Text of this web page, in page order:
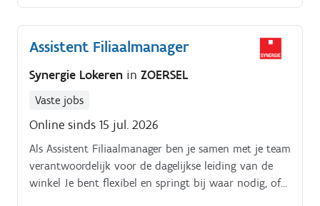
Assistent Filiaalmanager
Synergie Lokeren in ZOERSEL
Vaste jobs
Online sinds 15 jul. 2026
Als Assistent Filiaalmanager ben je samen met je team
verantwoordelijk voor de dagelijkse leiding van de
winkel Je bent flexibel en springt bij waar nodig, of